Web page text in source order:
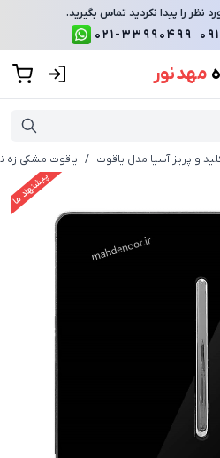
را پیدا نکردید تماس بگیرید.
021-33990499
مهد نور
و پریز آسیا مدل یاقوت / یاقوت مشکی زه
پیشنهاد ما